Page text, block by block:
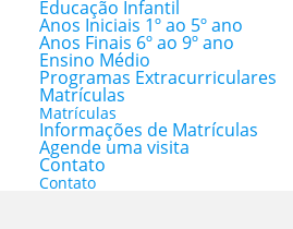
Educação Infantil
Anos Iniciais 1º ao 5º ano
Anos Finais 6º ao 9º ano
Ensino Médio
Programas Extracurriculares
Matrículas
Matrículas
Informações de Matrículas
Agende uma visita
Contato
Contato